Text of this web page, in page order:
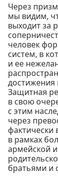
Через
мы видим,
выходит за
человек
систем, в
и ее
достижения
Защитная
в свою
с этим
через
фактически
в рамках
армейской
братьями и